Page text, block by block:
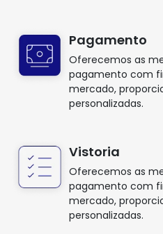
Pagamento
Oferecemos as
pagamento com
mercado,
personalizadas.
Vistoria
Oferecemos as
pagamento com
mercado,
personalizadas.